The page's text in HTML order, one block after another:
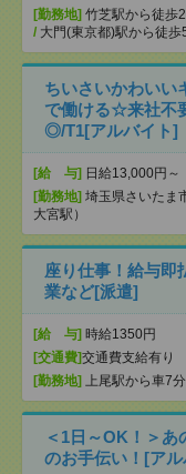
[勤務地] 竹芝駅から徒歩
/ 大門(東京都)駅から徒歩
ちいさいかわいい
で働ける☆来社不
◎/T1[アルバイト]
[給 与] 日給13,000円～
[勤務地] 埼玉県さいたま
大宮駅）
座り仕事！給与即
業など[派遣]
[給 与] 時給1350円
[交通費]交通費支給有り
[勤務地] 上尾駅から車7分
＜1日～OK！＞
のお手伝い！[ア